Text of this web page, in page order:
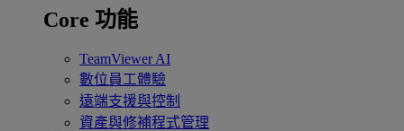
Core 功能
TeamViewer AI
數位員工體驗
遠端支援與控制
資產與修補程式管理